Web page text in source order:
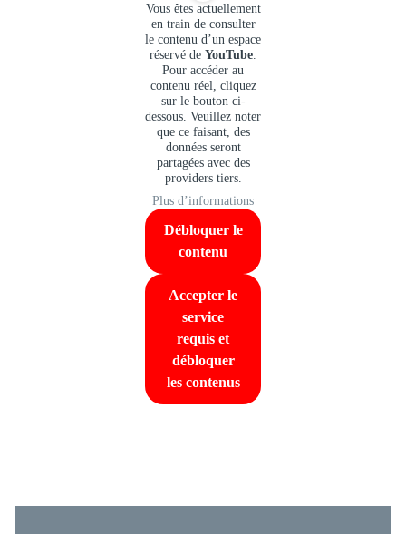
Vous êtes actuellement
en train de consulter
le contenu d’un espace
réservé de YouTube
Pour accéder au
contenu réel, cliquez
sur le bouton ci-
dessous. Veuillez noter
que ce faisant, des
données seront
partagées avec des
providers tiers.
Plus d’informations
Débloquer le
contenu
Accepter le
service
requis et
débloquer
les contenus